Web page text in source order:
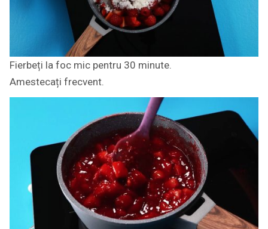
Fierbeți la foc mic pentru 30 minute.
Amestecați frecvent.